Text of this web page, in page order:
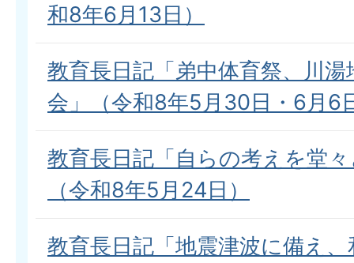
和8年6月13日）
教育長日記「弟中体育祭、川
会」（令和8年5月30日・6月6
教育長日記「自らの考えを堂
（令和8年5月24日）
教育長日記「地震津波に備え